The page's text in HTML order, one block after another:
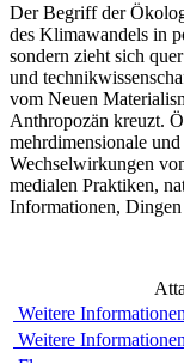
Der Begriff der
des Klimawandels in
sondern zieht sich
und
vom Neuen
Anthropozän kreuzt.
mehrdimensionale
Wechselwirkungen
medialen Praktiken,
Informationen,
Weitere
Weitere